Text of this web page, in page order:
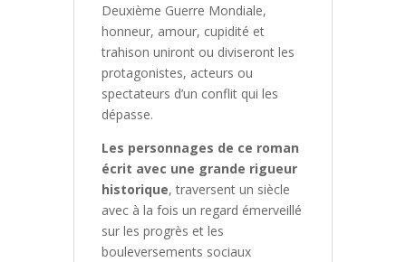
Deuxième Guerre Mondiale,
honneur, amour, cupidité et
trahison uniront ou diviseront les
protagonistes, acteurs ou
spectateurs d’un conflit qui les
dépasse.
Les personnages de ce roman
écrit avec une grande rigueur
historique, traversent un siècle
avec à la fois un regard émerveillé
sur les progrès et les
bouleversements sociaux